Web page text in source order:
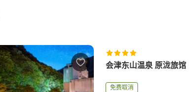
会津东山温泉 原泷旅馆
免费取消